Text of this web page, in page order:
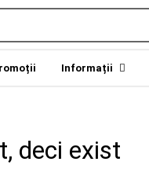
Informații
deci exist